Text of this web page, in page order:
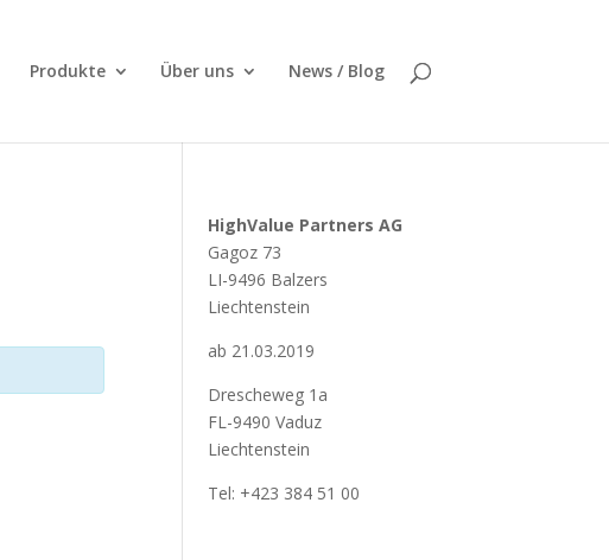
Produkte Über uns News / Blog
HighValue Partners AG
Gagoz 73
LI-9496 Balzers
Liechtenstein
ab 21.03.2019
Drescheweg 1a
FL-9490 Vaduz
Liechtenstein
Tel: +423 384 51 00